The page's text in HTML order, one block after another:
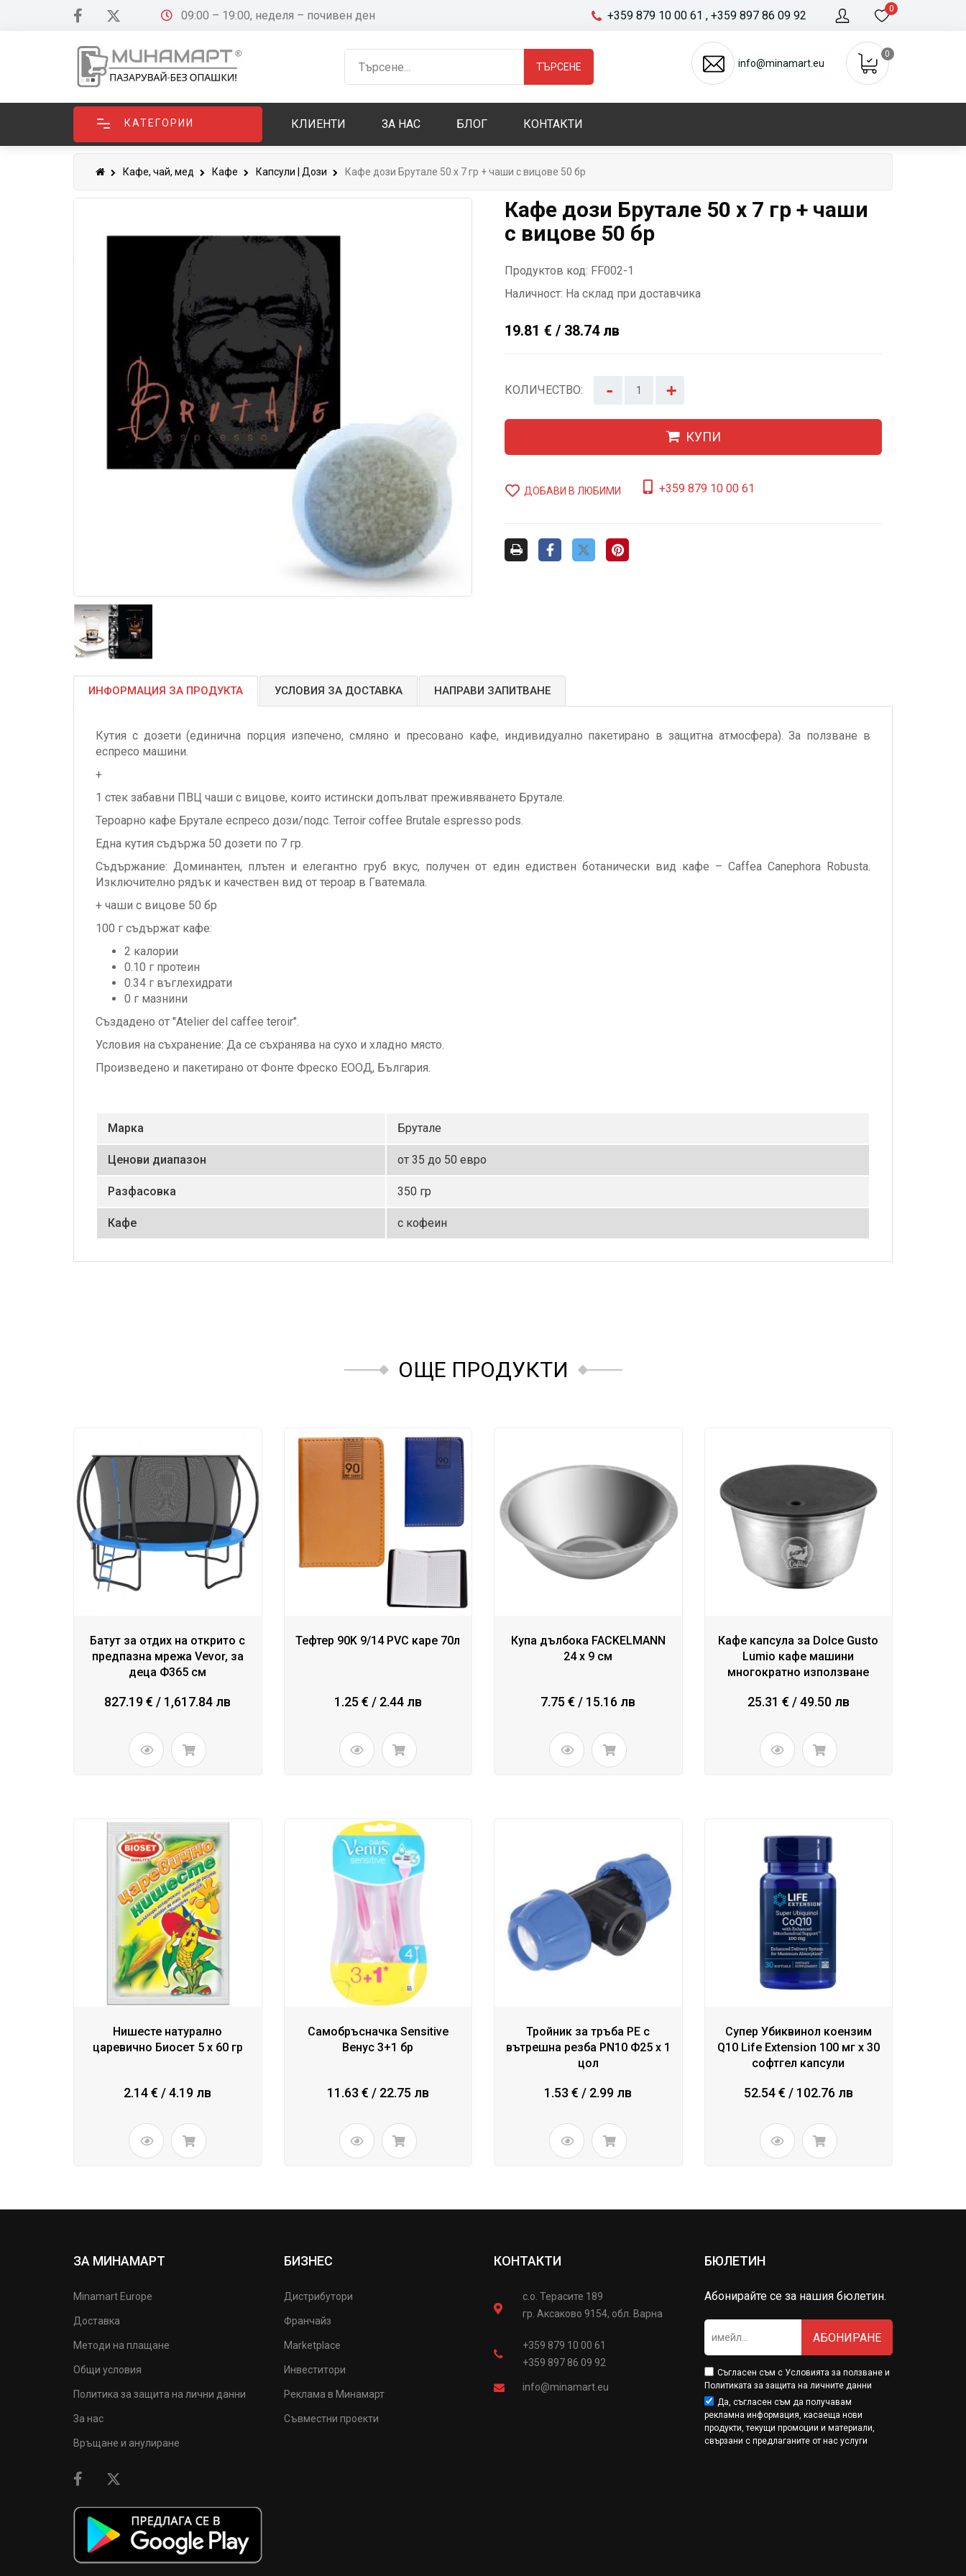
09:00 – 19:00, неделя – почивен ден 0
+359 879 10 00 61 , +359 897 86 09 92
ТЪРСЕНЕ info@minamart.eu
0
КАТЕГОРИИ КЛИЕНТИ ЗА НАС БЛОГ КОНТАКТИ
Кафе, чай, мед Кафе Капсули | Дози Кафе дози Брутале 50 x 7 гр + чаши с вицове 50 бр
Кафе дози Брутале 50 x 7 гр + чаши
с вицове 50 бр
Продуктов код: FF002-1
Наличност: На склад при доставчика
19.81 € / 38.74 лв
КОЛИЧЕСТВО: - +
КУПИ
ДОБАВИ В ЛЮБИМИ +359 879 10 00 61
ИНФОРМАЦИЯ ЗА ПРОДУКТА УСЛОВИЯ ЗА ДОСТАВКА НАПРАВИ ЗАПИТВАНЕ
Кутия с дозети (единична порция изпечено, смляно и пресовано кафе, индивидуално пакетирано в защитна атмосфера). За ползване в
еспресо машини.
+
1 стек забавни ПВЦ чаши с вицове, които истински допълват преживяването Брутале.
Тероарно кафе Брутале еспресо дози/подс. Terroir coffee Brutale espresso pods.
Една кутия съдържа 50 дозети по 7 гр.
Съдържание: Доминантен, плътен и елегантно груб вкус, получен от един едиствен ботанически вид кафе – Caffea Canephora Robusta.
Изключително рядък и качествен вид от тероар в Гватемала.
+ чаши с вицове 50 бр
100 г съдържат кафе:
2 калории
0.10 г протеин
0.34 г въглехидрати
0 г мазнини
Създадено от "Atelier del caffee teroir".
Условия на съхранение: Да се съхранява на сухо и хладно място.
Произведено и пакетирано от Фонте Фреско ЕООД, България.
Маркa Брутале
Ценови диапазон от 35 до 50 евро
Разфасовка 350 гр
Кафе с кофеин
ОЩЕ ПРОДУКТИ
Батут за отдих на открито с
предпазна мрежа Vevor, за
деца Ф365 см
827.19 € / 1,617.84 лв
Тефтер 90K 9/14 PVC каре 70л
1.25 € / 2.44 лв
Купа дълбока FACKELMANN
24 x 9 см
7.75 € / 15.16 лв
Кафе капсула за Dolce Gusto
Lumio кафе машини
многократно използване
25.31 € / 49.50 лв
Нишесте натурално
царевично Биосет 5 x 60 гр
2.14 € / 4.19 лв
Самобръсначка Sensitive
Венус 3+1 бр
11.63 € / 22.75 лв
Тройник за тръба PE с
вътрешна резба PN10 Ф25 х 1
цол
1.53 € / 2.99 лв
Супер Убиквинол коензим
Q10 Life Extension 100 мг х 30
софтгел капсули
52.54 € / 102.76 лв
ЗА МИНАМАРТ
Minamart Europe
Доставка
Методи на плащане
Общи условия
Политика за защита на лични данни
За нас
Връщане и анулиране
БИЗНЕС
Дистрибутори
Франчайз
Marketplace
Инвеститори
Реклама в Минамарт
Съвместни проекти
КОНТАКТИ
с.о. Терасите 189
гр. Аксаково 9154, обл. Варна
+359 879 10 00 61
+359 897 86 09 92
info@minamart.eu
БЮЛЕТИН
Абонирайте се за нашия бюлетин.
АБОНИРАНЕ
Съгласен съм с Условията за ползванеи
Политиката за защита на личните данни
Да, съгласен съм да получавам
рекламна информация, касаеща нови
продукти, текущи промоции и материали,
свързани с предлаганите от нас услуги